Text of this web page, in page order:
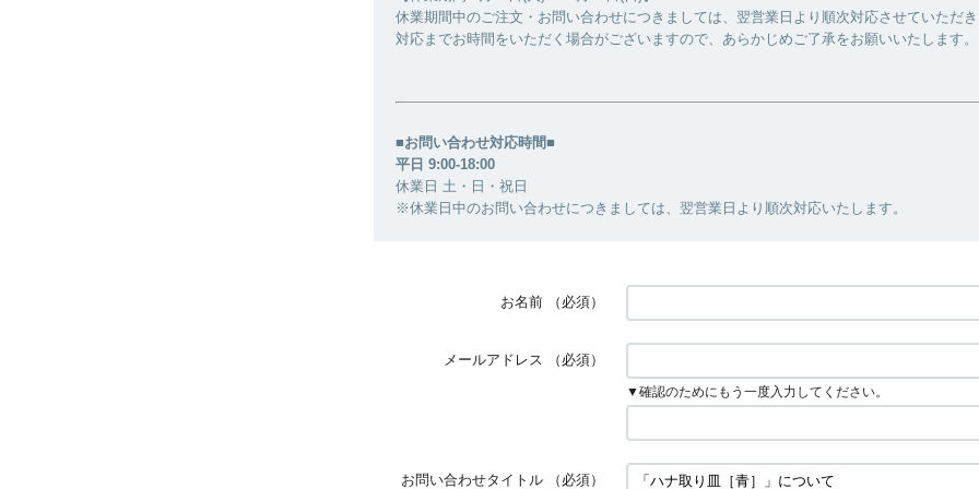
休業期間中のご注文・お問い合わせにつきましては、翌営業日より順次対応させていただ
対応までお時間をいただく場合がございますので、あらかじめご了承をお願いいたします。
■お問い合わせ対応時間■
平日 9:00-18:00
休業日 土・日・祝日
※休業日中のお問い合わせにつきましては、翌営業日より順次対応いたします。
お名前 （必須）
メールアドレス （必須）
▼確認のためにもう一度入力してください。
お問い合わせタイトル （必須）